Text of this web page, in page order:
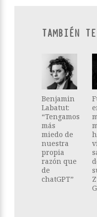
TAMBIÉN
Benjamin
Labatut:
“Tengamos
más
miedo de
nuestra
propia
razón que
de
chatGPT”